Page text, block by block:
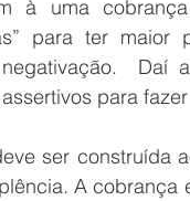
à uma
para ter maior
Daí
para
ser construída
A